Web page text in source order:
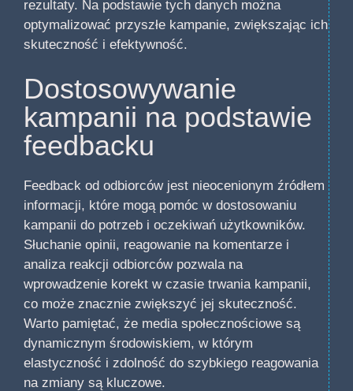
rezultaty. Na podstawie tych danych można
optymalizować przyszłe kampanie, zwiększając ich
skuteczność i efektywność.
Dostosowywanie
kampanii na podstawie
feedbacku
Feedback od odbiorców jest nieocenionym źródłem
informacji, które mogą pomóc w dostosowaniu
kampanii do potrzeb i oczekiwań użytkowników.
Słuchanie opinii, reagowanie na komentarze i
analiza reakcji odbiorców pozwala na
wprowadzenie korekt w czasie trwania kampanii,
co może znacznie zwiększyć jej skuteczność.
Warto pamiętać, że media społecznościowe są
dynamicznym środowiskiem, w którym
elastyczność i zdolność do szybkiego reagowania
na zmiany są kluczowe.